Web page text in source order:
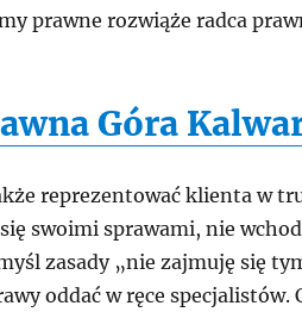
prawne rozwiąże radca
Góra
reprezentować klienta w
swoimi sprawami, nie
zasady „nie zajmuję się
oddać w ręce specjalistów.